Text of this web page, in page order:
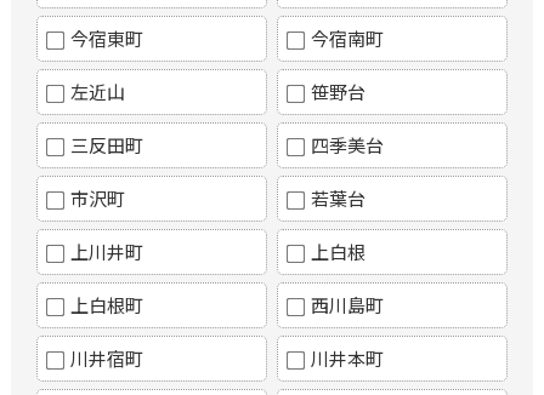
今宿東町 今宿南町
左近山 笹野台
三反田町 四季美台
市沢町 若葉台
上川井町 上白根
上白根町 西川島町
川井宿町 川井本町